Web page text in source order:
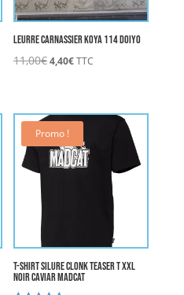
Leurre Carnassier KOYA 114 DOIYO
11,00€ Le
11,00€.
4,40€Le
4,40€.
TTC
Promo !
T-Shirt Silure CLONK TEASER T XXL
NOIR CAVIAR MADCAT